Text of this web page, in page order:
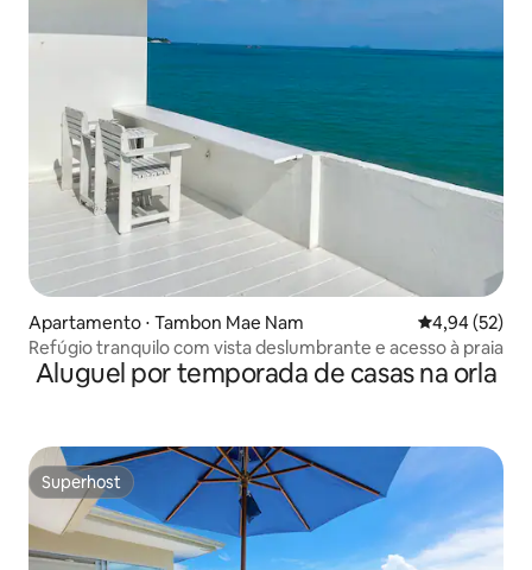
Apartamento ⋅ Tambon Mae Nam 4,94 de uma
4,94 (52)
Refúgio tranquilo com vista deslumbrante e acesso à praia
Aluguel por temporada de casas na orla
Superhost
Superhost